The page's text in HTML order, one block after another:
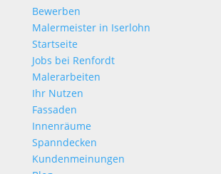
Bewerben
Malermeister in Iserlohn
Startseite
Jobs bei Renfordt
Malerarbeiten
Ihr Nutzen
Fassaden
Innenräume
Spanndecken
Kundenmeinungen